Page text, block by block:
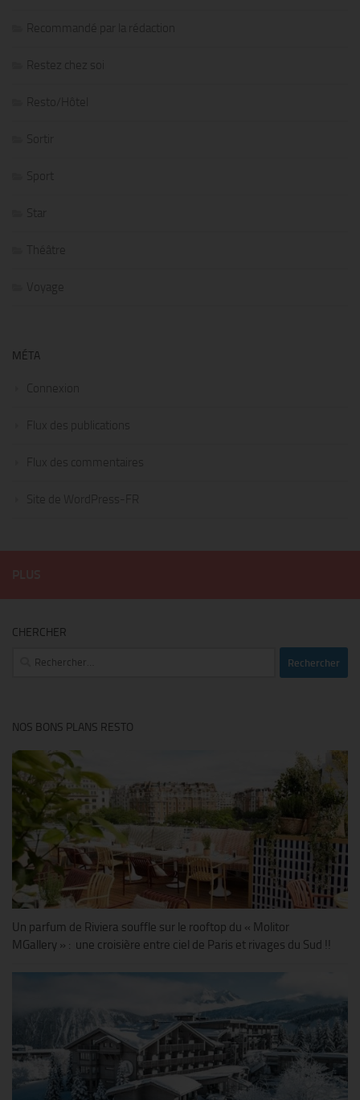
Recommandé par la rédaction
Restez chez soi
Resto/Hôtel
Sortir
Sport
Star
Théâtre
Voyage
MÉTA
Connexion
Flux des publications
Flux des commentaires
Site de WordPress-FR
CHERCHER
Rechercher :
NOS BONS PLANS RESTO
Un parfum de Riviera souffle sur le rooftop du « Molitor
MGallery » : une croisière entre ciel de Paris et rivages du Sud !!